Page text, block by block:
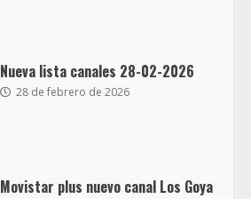
Nueva lista canales 28-02-2026
28 de febrero de 2026
Movistar plus nuevo canal Los Goya